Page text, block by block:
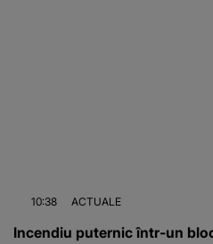
10:38 ACTUALE
Incendiu puternic într-un